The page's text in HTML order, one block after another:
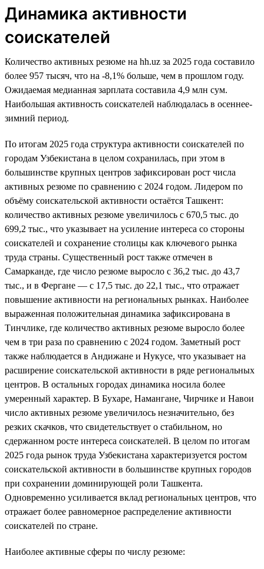
Динамика активности
соискателей
Количество активных резюме на hh.uz за 2025 года составило
более 957 тысяч, что на -8,1% больше, чем в прошлом году.
Ожидаемая медианная зарплата составила 4,9 млн сум.
Наибольшая активность соискателей наблюдалась в осеннее-
зимний период.
По итогам 2025 года структура активности соискателей по
городам Узбекистана в целом сохранилась, при этом в
большинстве крупных центров зафиксирован рост числа
активных резюме по сравнению с 2024 годом. Лидером по
объёму соискательской активности остаётся Ташкент:
количество активных резюме увеличилось с 670,5 тыс. до
699,2 тыс., что указывает на усиление интереса со стороны
соискателей и сохранение столицы как ключевого рынка
труда страны. Существенный рост также отмечен в
Самарканде, где число резюме выросло с 36,2 тыс. до 43,7
тыс., и в Фергане — с 17,5 тыс. до 22,1 тыс., что отражает
повышение активности на региональных рынках. Наиболее
выраженная положительная динамика зафиксирована в
Тинчлике, где количество активных резюме выросло более
чем в три раза по сравнению с 2024 годом. Заметный рост
также наблюдается в Андижане и Нукусе, что указывает на
расширение соискательской активности в ряде региональных
центров. В остальных городах динамика носила более
умеренный характер. В Бухаре, Намангане, Чирчике и Навои
число активных резюме увеличилось незначительно, без
резких скачков, что свидетельствует о стабильном, но
сдержанном росте интереса соискателей. В целом по итогам
2025 года рынок труда Узбекистана характеризуется ростом
соискательской активности в большинстве крупных городов
при сохранении доминирующей роли Ташкента.
Одновременно усиливается вклад региональных центров, что
отражает более равномерное распределение активности
соискателей по стране.
Наиболее активные сферы по числу резюме: